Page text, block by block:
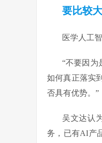
要比较
医学人工
“不要因为
如何真正落实
否具有优势。”
吴文达认
务，已有AI产